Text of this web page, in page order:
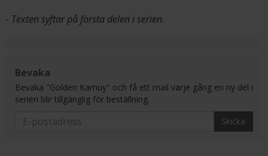
- Texten syftar på första delen i serien.
Bevaka
Bevaka "Golden Kamuy" och få ett mail varje gång en ny del i
serien blir tillgänglig för beställning.
Skicka